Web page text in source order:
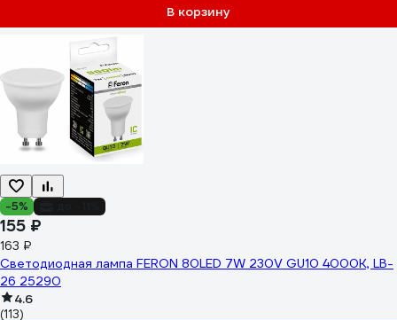
В корзину
-5%
155 ₽
163 ₽
Светодиодная лампа FERON 80LED 7W 230V GU10 4000K, LB-
26 25290
4.6
(113)